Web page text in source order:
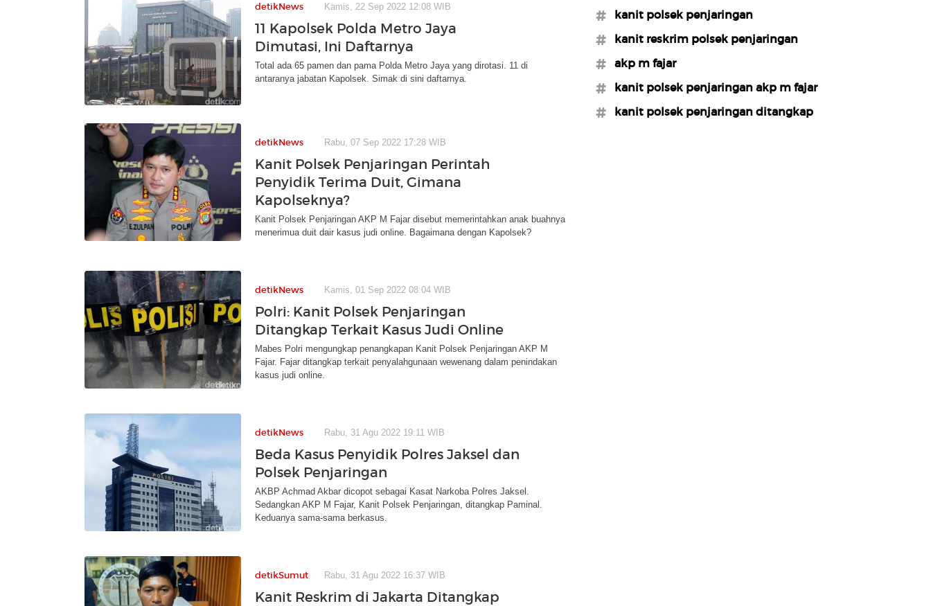
detikNews Kamis, 22 Sep 2022 12:08 WIB
11 Kapolsek Polda Metro Jaya
Dimutasi, Ini Daftarnya
Total ada 65 pamen dan pama Polda Metro Jaya yang dirotasi. 11 di
antaranya jabatan Kapolsek. Simak di sini daftarnya.
detikNews Rabu, 07 Sep 2022 17:28 WIB
Kanit Polsek Penjaringan Perintah
Penyidik Terima Duit, Gimana
Kapolseknya?
Kanit Polsek Penjaringan AKP M Fajar disebut memerintahkan anak buahnya
menerimua duit dair kasus judi online. Bagaimana dengan Kapolsek?
detikNews Kamis, 01 Sep 2022 08:04 WIB
Polri: Kanit Polsek Penjaringan
Ditangkap Terkait Kasus Judi Online
Mabes Polri mengungkap penangkapan Kanit Polsek Penjaringan AKP M
Fajar. Fajar ditangkap terkait penyalahgunaan wewenang dalam penindakan
kasus judi online.
detikNews Rabu, 31 Agu 2022 19:11 WIB
Beda Kasus Penyidik Polres Jaksel dan
Polsek Penjaringan
AKBP Achmad Akbar dicopot sebagai Kasat Narkoba Polres Jaksel.
Sedangkan AKP M Fajar, Kanit Polsek Penjaringan, ditangkap Paminal.
Keduanya sama-sama berkasus.
detikSumut Rabu, 31 Agu 2022 16:37 WIB
Kanit Reskrim di Jakarta Ditangkap
#kanit polsek penjaringan
#kanit reskrim polsek penjaringan
#akp m fajar
#kanit polsek penjaringan akp m fajar
#kanit polsek penjaringan ditangkap